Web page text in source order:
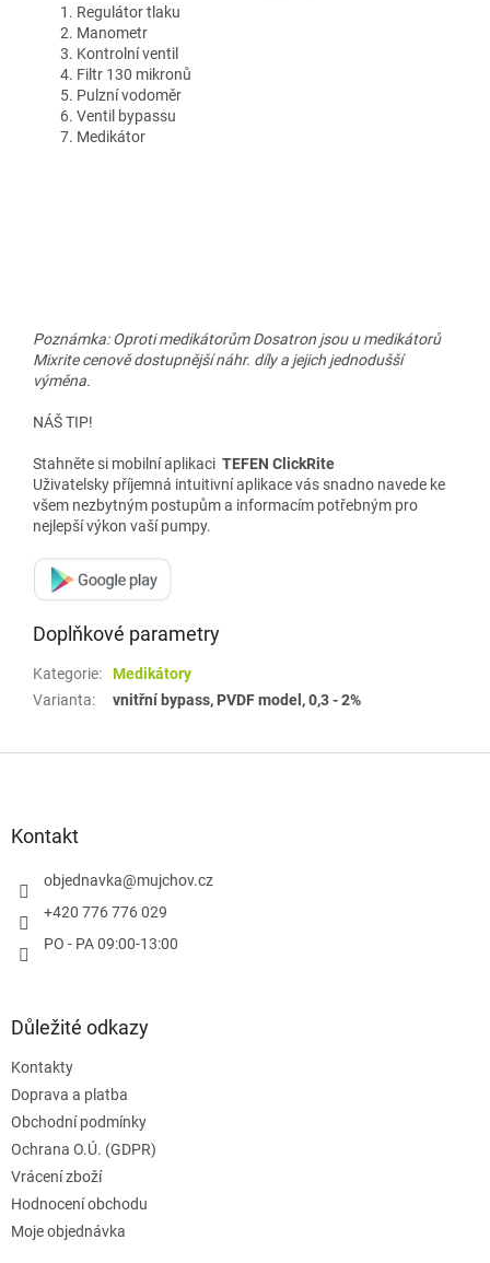
Regulátor tlaku
Manometr
Kontrolní ventil
Filtr 130 mikronů
Pulzní vodoměr
Ventil bypassu
Medikátor
Poznámka: Oproti medikátorům Dosatron jsou u medikátorů
Mixrite cenově dostupnější náhr. díly a jejich jednodušší
výměna.
NÁŠ TIP!
Stahněte si mobilní aplikaci TEFEN ClickRite
Uživatelsky příjemná intuitivní aplikace vás snadno navede ke
všem nezbytným postupům a informacím potřebným pro
nejlepší výkon vaší pumpy.
Doplňkové parametry
Kategorie:
Medikátory
Varianta: vnitřní bypass, PVDF model, 0,3 - 2%
Kontakt
objednavka@mujchov.cz
+420 776 776 029
PO - PA 09:00-13:00
Důležité odkazy
Kontakty
Doprava a platba
Obchodní podmínky
Ochrana O.Ú. (GDPR)
Vrácení zboží
Hodnocení obchodu
Moje objednávka